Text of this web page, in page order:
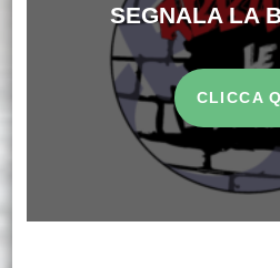
SEGNALA LA
CLICCA